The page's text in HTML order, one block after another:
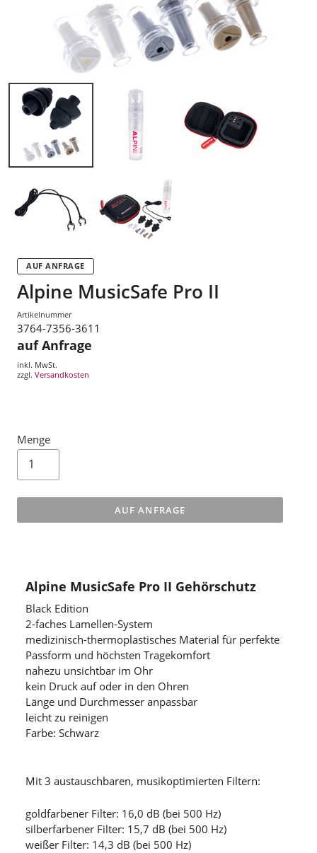
AUF ANFRAGE
Alpine MusicSafe Pro II
Artikelnummer
3764-7356-3611
auf Anfrage
inkl. MwSt.
zzgl. Versandkosten
Menge
AUF ANFRAGE
Alpine MusicSafe Pro II Gehörschutz
Black Edition
2-faches Lamellen-System
medizinisch-thermoplastisches Material für perfekte
Passform und höchsten Tragekomfort
nahezu unsichtbar im Ohr
kein Druck auf oder in den Ohren
Länge und Durchmesser anpassbar
leicht zu reinigen
Farbe: Schwarz
Mit 3 austauschbaren, musikoptimierten Filtern:
goldfarbener Filter: 16,0 dB (bei 500 Hz)
silberfarbener Filter: 15,7 dB (bei 500 Hz)
weißer Filter: 14,3 dB (bei 500 Hz)